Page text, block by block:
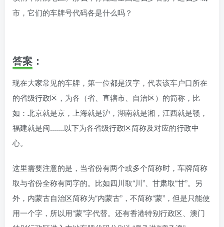
市，它们的车牌号代码各是什么吗？
答案：
现在大家常见的车牌，第一位都是汉字，代表该车户口所在
的省级行政区，为各（省、直辖市、自治区）的简称，比
如：北京就是京，上海就是沪，湖南就是湘，江西就是赣，
福建就是闽.......以下为各省级行政区简称及对应的行政中
心。
这里需要注意的是，当省份有两个或多个简称时，车牌简称
取与省份全称有同字的。比如四川取“川”、甘肃取“甘”。另
外，内蒙古自治区简称为“内蒙古”，不简称“蒙”，但是只能使
用一个字，所以用“蒙”字代替。还有香港特别行政区、澳门